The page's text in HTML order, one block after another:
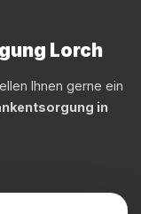
Lorch
Ihnen gerne ein
in